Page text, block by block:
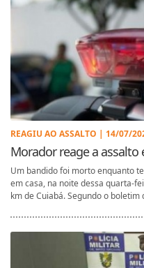
REAGIU AO ASSALTO | 14/07/
Morador reage a
Um bandido foi morto enquanto
em casa, na noite dessa quarta-
km de Cuiabá. Segundo o